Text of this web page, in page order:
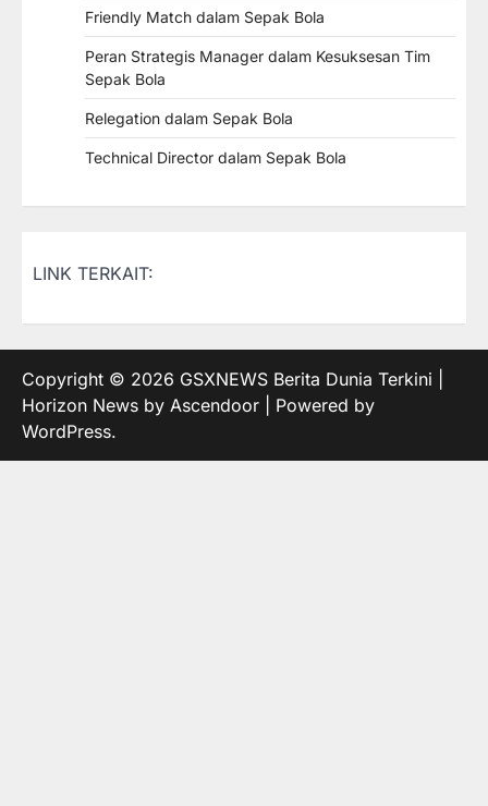
Friendly Match dalam Sepak Bola
Peran Strategis Manager dalam Kesuksesan Tim
Sepak Bola
Relegation dalam Sepak Bola
Technical Director dalam Sepak Bola
LINK TERKAIT:
Copyright © 2026 GSXNEWS Berita Dunia Terkini
Horizon News by Ascendoor | Powered by
WordPress.